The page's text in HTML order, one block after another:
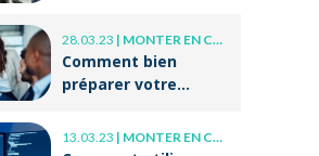
et du coaching !
28.03.23 | MONTER EN COMPÉTENCE
Comment bien
préparer votre
professionnelle ?
13.03.23 | MONTER EN COMPÉTENCE